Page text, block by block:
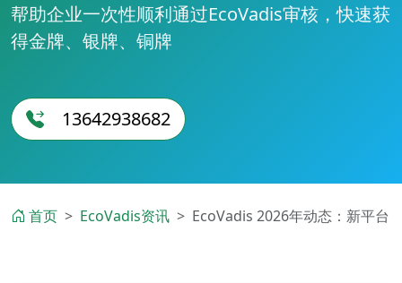
帮助企业一次性顺利通过EcoVadis审核，快速获
得金牌、银牌、铜牌
13642938682
首页 EcoVadis资讯 EcoVadis 2026年动态：新平台